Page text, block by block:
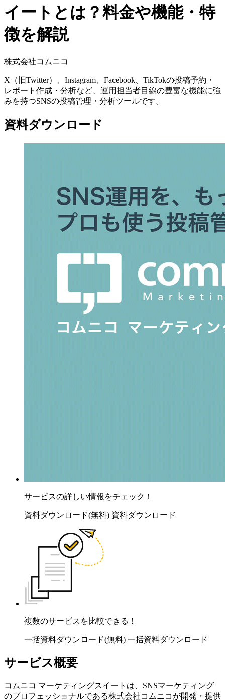
イートとは？料金や機能・特
徴を解説
株式会社コムニコ
X（旧Twitter）、Instagram、Facebook、TikTokの投稿予約・
レポート作成・分析など、運用担当者目線の豊富な機能に強
みを持つSNSの投稿管理・分析ツールです。
資料ダウンロード
サービスの詳しい情報をチェック！
資料ダウンロード(無料) 資料ダウンロード
複数のサービスを比較できる！
一括資料ダウンロード(無料) 一括資料ダウンロード
サービス概要
コムニコ マーケティングスイートは、SNSマーケティング
のプロフェッショナルである株式会社コムニコが開発・提供